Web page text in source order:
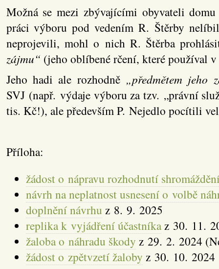
Možná se mezi zbývajícími obyvateli
práci výboru pod vedením R. Štěrby
neprojevili, mohl o nich R. Štěrba
zájmu“ (jeho oblíbené rčení, které používal
Jeho hadi ale rozhodně „předmětem jeho
SVJ (např. výdaje výboru za tzv. „právní
tis. Kč!), ale především P. Nejedlo pocítili
Příloha:
žádost o nápravu rozhodnutí
návrh na neplatnost usnesení o volbě
doplnění návrhu z 8. 9. 2025
replika k vyjádření účastníkaz 30. 11.
žaloba o náhradu škody z 29. 2. 2024
žádost o zpětvzetí žaloby z 30. 10. 2024